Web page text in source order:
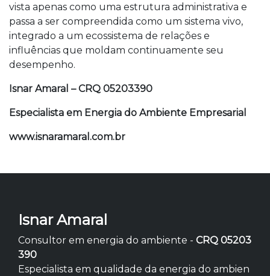
vista apenas como uma estrutura administrativa e
passa a ser compreendida como um sistema vivo,
integrado a um ecossistema de relações e
influências que moldam continuamente seu
desempenho.
Isnar Amaral – CRQ 05203390
Especialista em Energia do Ambiente Empresarial
www.isnaramaral.com.br
Isnar Amaral
Consultor em energia do ambiente - CRQ 05203
390
Especialista em qualidade da energia do ambien